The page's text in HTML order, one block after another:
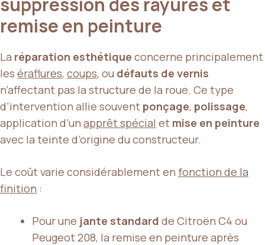
remise en peinture
La réparation esthétique concerne principalement
les éraflures, coups, ou défauts de vernis
n’affectant pas la structure de la roue. Ce type
d’intervention allie souvent ponçage, polissage,
application d’un apprêt spécial et mise en peinture
avec la teinte d’origine du constructeur.
Le coût varie considérablement en fonction de la
finition :
Pour une jante standard de Citroën C4 ou
Peugeot 208, la remise en peinture après